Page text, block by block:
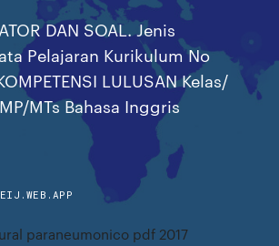
DAN SOAL. Jenis
Pelajaran Kurikulum No
LULUSAN Kelas/
MTs Bahasa Inggris
paraneumonico pdf 2017